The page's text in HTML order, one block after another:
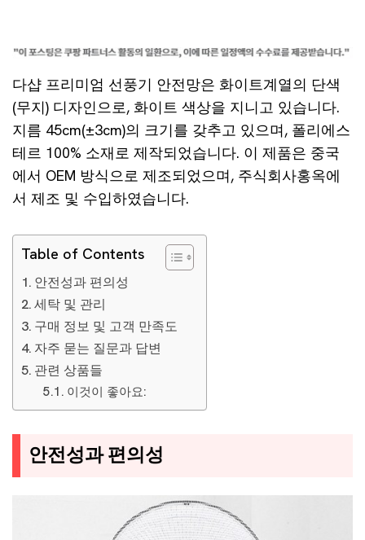
다샵 프리미엄 선풍기 안전망은 화이트계열의 단색
(무지) 디자인으로, 화이트 색상을 지니고 있습니다.
지름 45cm(±3cm)의 크기를 갖추고 있으며, 폴리에스
테르 100% 소재로 제작되었습니다. 이 제품은 중국
에서 OEM 방식으로 제조되었으며, 주식회사홍옥에
서 제조 및 수입하였습니다.
Table of Contents
안전성과 편의성
세탁 및 관리
구매 정보 및 고객 만족도
자주 묻는 질문과 답변
관련 상품들
이것이 좋아요:
안전성과 편의성